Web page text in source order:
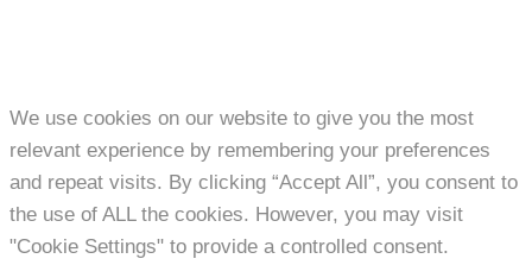
We use cookies on our website to give you the most
relevant experience by remembering your preferences
and repeat visits. By clicking “Accept All”, you consent to
the use of ALL the cookies. However, you may visit
"Cookie Settings" to provide a controlled consent.